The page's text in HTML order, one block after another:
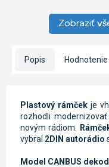
Zobraziť
Popis Hodnotenie
Plastový rámček je
rozhodli modernizovať
novým rádiom.
vybral 2DIN autorádio
Model CANBUS